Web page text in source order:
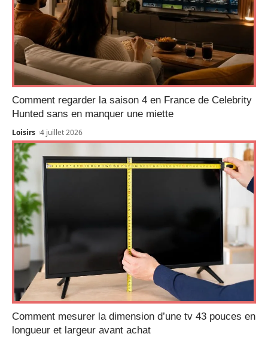
Comment regarder la saison 4 en France de Celebrity
Hunted sans en manquer une miette
Loisirs 4 juillet 2026
Comment mesurer la dimension d’une tv 43 pouces en
longueur et largeur avant achat